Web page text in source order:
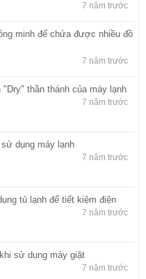
7 năm trước
minh để chứa được nhiều đồ
7 năm trước
thần thánh của máy lạnh
7 năm trước
dụng máy lạnh
7 năm trước
tủ lạnh để tiết kiệm điện
7 năm trước
sử dụng máy giặt
7 năm trước